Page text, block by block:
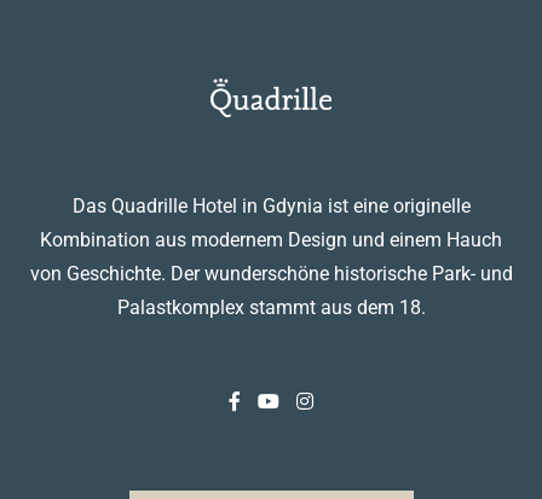
Das Quadrille Hotel in Gdynia ist eine originelle
Kombination aus modernem Design und einem Hauch
von Geschichte. Der wunderschöne historische Park- und
Palastkomplex stammt aus dem 18.